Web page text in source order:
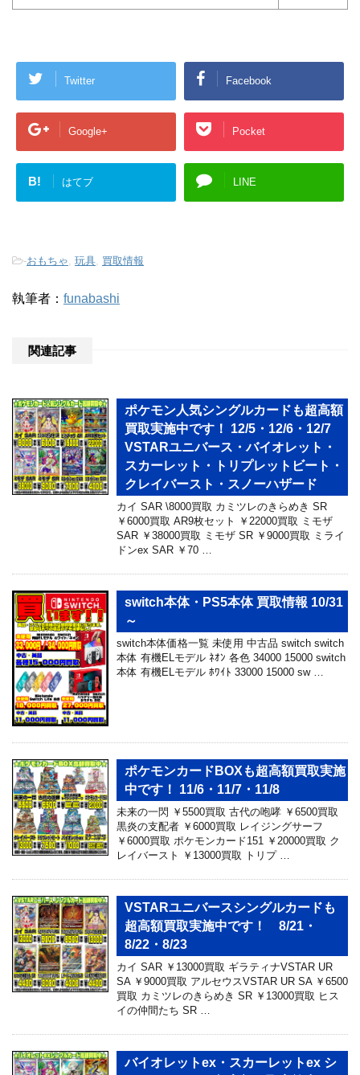
Twitter Facebook
Google+ Pocket
B! はてブ LINE
-おもちゃ 玩具 買取情報
執筆者： funabashi
関連記事
ポケモン人気シングルカードも超高額
買取実施中です！ 12/5・12/6・12/7
VSTARユニバース・バイオレット・
スカーレット・トリプレットビート・
クレイバースト・スノーハザード
カイ SAR \8000買取 カミツレのきらめき SR
￥6000買取 AR9枚セット ￥22000買取 ミモザ
SAR ￥38000買取 ミモザ SR ￥9000買取 ミライ
ドンex SAR ￥70 …
switch本体・PS5本体 買取情報 10/31
～
switch本体価格一覧 未使用 中古品 switch switch
本体 有機ELモデル ﾈｵﾝ 各色 34000 15000 switch
本体 有機ELモデル ﾎﾜｲﾄ 33000 15000 sw …
ポケモンカードBOXも超高額買取実施
中です！ 11/6・11/7・11/8
未来の一閃 ￥5500買取 古代の咆哮 ￥6500買取
黒炎の支配者 ￥6000買取 レイジングサーフ
￥6000買取 ポケモンカード151 ￥20000買取 ク
レイバースト ￥13000買取 トリプ …
VSTARユニバースシングルカードも
超高額買取実施中です！ 8/21・
8/22・8/23
カイ SAR ￥13000買取 ギラティナVSTAR UR
SA ￥9000買取 アルセウスVSTAR UR SA ￥6500
買取 カミツレのきらめき SR ￥13000買取 ヒス
イの仲間たち SR …
バイオレットex・スカーレットex シ